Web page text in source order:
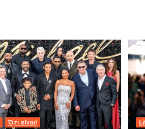
Ό,τι είναι!